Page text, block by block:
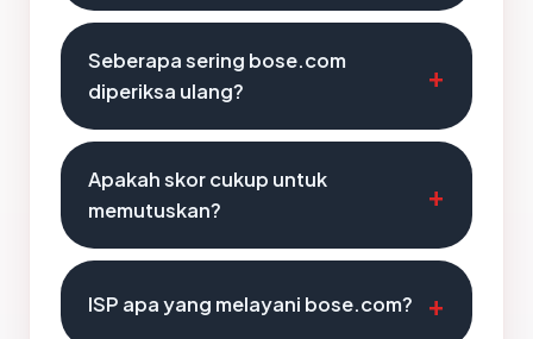
Seberapa sering bose.com
diperiksa ulang?
Apakah skor cukup untuk
memutuskan?
ISP apa yang melayani bose.com?